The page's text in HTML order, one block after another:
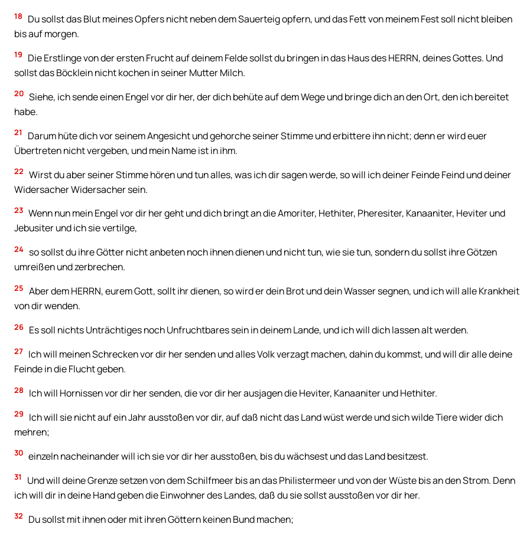
18
Du sollst das Blut meines Opfers nicht neben dem Sauerteig opfern, und das Fett von meinem Fest soll nicht bleiben
bis auf morgen.
19
Die Erstlinge von der ersten Frucht auf deinem Felde sollst du bringen in das Haus des HERRN, deines Gottes. Und
sollst das Böcklein nicht kochen in seiner Mutter Milch.
20 Siehe, ich sende einen Engel vor dir her, der dich behüte auf dem Wege und bringe dich an den Ort, den ich bereitet
habe.
21
Darum hüte dich vor seinem Angesicht und gehorche seiner Stimme und erbittere ihn nicht; denn er wird euer
Übertreten nicht vergeben, und mein Name ist in ihm.
22 Wirst du aber seiner Stimme hören und tun alles, was ich dir sagen werde, so will ich deiner Feinde Feind und deiner
Widersacher Widersacher sein.
23 Wenn nun mein Engel vor dir her geht und dich bringt an die Amoriter, Hethiter, Pheresiter, Kanaaniter, Heviter und
Jebusiter und ich sie vertilge,
24 so sollst du ihre Götter nicht anbeten noch ihnen dienen und nicht tun, wie sie tun, sondern du sollst ihre Götzen
umreißen und zerbrechen.
25 Aber dem HERRN, eurem Gott, sollt ihr dienen, so wird er dein Brot und dein Wasser segnen, und ich will alle Krankheit
von dir wenden.
26 Es soll nichts Unträchtiges noch Unfruchtbares sein in deinem Lande, und ich will dich lassen alt werden.
27 Ich will meinen Schrecken vor dir her senden und alles Volk verzagt machen, dahin du kommst, und will dir alle deine
Feinde in die Flucht geben.
28 Ich will Hornissen vor dir her senden, die vor dir her ausjagen die Heviter, Kanaaniter und Hethiter.
29
Ich will sie nicht auf ein Jahr ausstoßen vor dir, auf daß nicht das Land wüst werde und sich wilde Tiere wider dich
mehren;
30 einzeln nacheinander will ich sie vor dir her ausstoßen, bis du wächsest und das Land besitzest.
31
Und will deine Grenze setzen von dem Schilfmeer bis an das Philistermeer und von der Wüste bis an den Strom. Denn
ich will dir in deine Hand geben die Einwohner des Landes, daß du sie sollst ausstoßen vor dir her.
32 Du sollst mit ihnen oder mit ihren Göttern keinen Bund machen;